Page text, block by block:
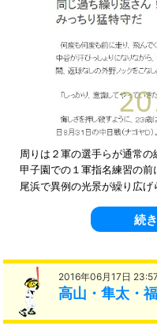
周りは２軍の選手らが通常
甲子園での１軍指名練習の
尾浜で異例の光景が繰り広げ
続
2016年06月17日 23:57
高山・隼太・